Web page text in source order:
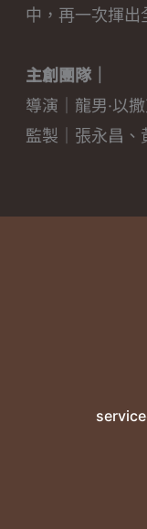
中，再一次揮出
主創團隊｜
導演｜龍男·以
監製｜張永昌、